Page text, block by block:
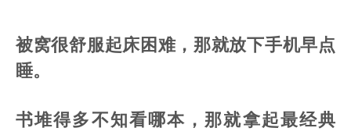
被窝很舒服起床困难，那就放下手机早点
睡。
书堆得多不知看哪本，那就拿起最经典